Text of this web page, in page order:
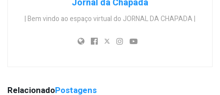
Jornal da Chapada
| Bem vindo ao espaço virtual do JORNAL DA CHAPADA |
RelacionadoPostagens